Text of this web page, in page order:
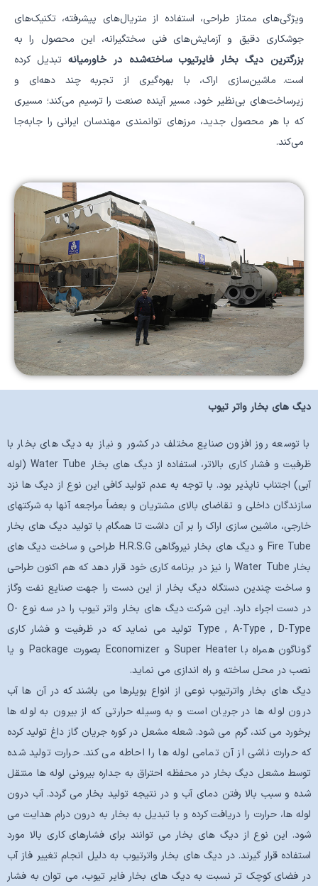
ویژگی‌های ممتاز طراحی، استفاده از متریال‌های پیشرفته، تکنیک‌های
جوشکاری دقیق و آزمایش‌های فنی سختگیرانه، این محصول را به
بزرگترین دیگ بخار فایرتیوب ساخته‌شده در خاورمیانهتبدیل کرده
است. ماشین‌سازی اراک، با بهره‌گیری از تجربه چند دهه‌ای و
زیرساخت‌های بی‌نظیر خود، مسیر آینده صنعت را ترسیم می‌کند؛ مسیری
که با هر محصول جدید، مرزهای توانمندی مهندسان ایرانی را جابه‌جا
می‌کند.
دیگ های بخار واتر تیوب
با توسعه روز افزون صنایع مختلف در کشور و نیاز به دیگ های بخار با
ظرفیت و فشار کاری بالاتر، استفاده از دیگ های بخار Water Tube (لوله
آبی) اجتناب ناپذیر بود. با توجه به عدم تولید کافی این نوع از دیگ ها نزد
سازندگان داخلی و تقاضای بالای مشتریان و بعضاً مراجعه آنها به شرکتهای
خارجی، ماشین سازی اراک را بر آن داشت تا همگام با تولید دیگ های بخار
Fire Tube و دیگ های بخار نیروگاهی H.R.S.G طراحی و ساخت دیگ های
بخار Water Tube را نیز در برنامه کاری خود قرار دهد که هم اکنون طراحی
و ساخت چندین دستگاه دیگ بخار از این دست را جهت صنایع نفت وگاز
در دست اجراء دارد. این شرکت دیگ های بخار واتر تیوب را در سه نوع O-
Type , A-Type , D-Type تولید می نماید که در ظرفیت و فشار کاری
گوناگون همراه با Super Heater و Economizer بصورت Package و یا
نصب در محل ساخته و راه اندازی می نماید.
دیگ های بخار واترتیوب نوعی از انواع بویلرها می باشند که در آن ها آب
درون لوله ها در جریان است و به وسیله حرارتی که از بیرون به لوله ها
برخورد می کند، گرم می شود. شعله مشعل در کوره جریان گاز داغ تولید کرده
که حرارت ناشی از آن تمامی لوله ها را احاطه می کند. حرارت تولید شده
توسط مشعل دیگ بخار در محفظه احتراق به جداره بیرونی لوله ها منتقل
شده و سبب بالا رفتن دمای آب و در نتیجه تولید بخار می گردد. آب درون
لوله ها، حرارت را دریافت کرده و با تبدیل به بخار به درون درام هدایت می
شود. این نوع از دیگ های بخار می توانند برای فشارهای کاری بالا مورد
استفاده قرار گیرند. در دیگ های بخار واترتیوب به دلیل انجام تغییر فاز آب
در فضای کوچک تر نسبت به دیگ های بخار فایر تیوب، می توان به فشار